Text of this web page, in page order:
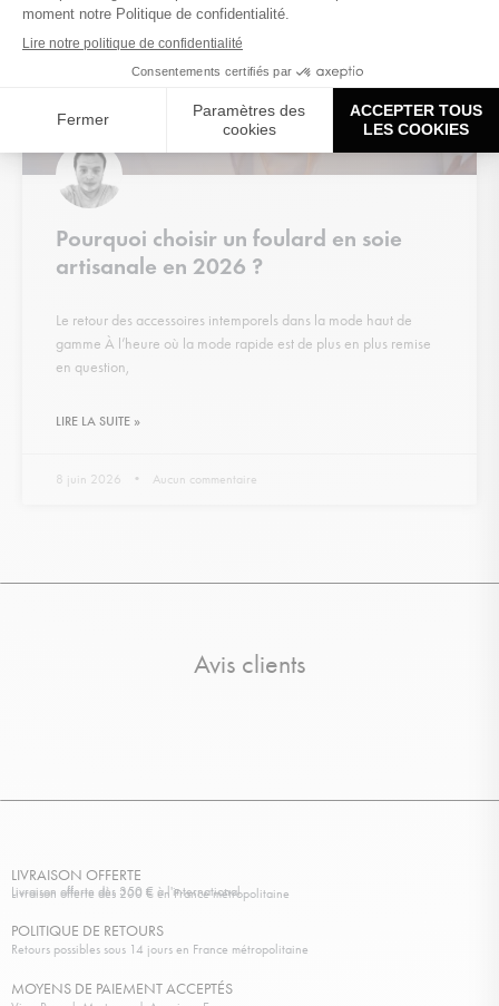
Pourquoi choisir un foulard en soie
artisanale en 2026 ?
Le retour des accessoires intemporels dans la mode haut de
gamme À l’heure où la mode rapide est de plus en plus remise
en question,
LIRE LA SUITE »
8 juin 2026 Aucun commentaire
Avis clients
LIVRAISON OFFERTE
Livraison offerte dès 200 € en France métropolitaine
Livraison offerte dès 350 € à l'international
POLITIQUE DE RETOURS
Retours possibles sous 14 jours en France métropolitaine
MOYENS DE PAIEMENT ACCEPTÉS